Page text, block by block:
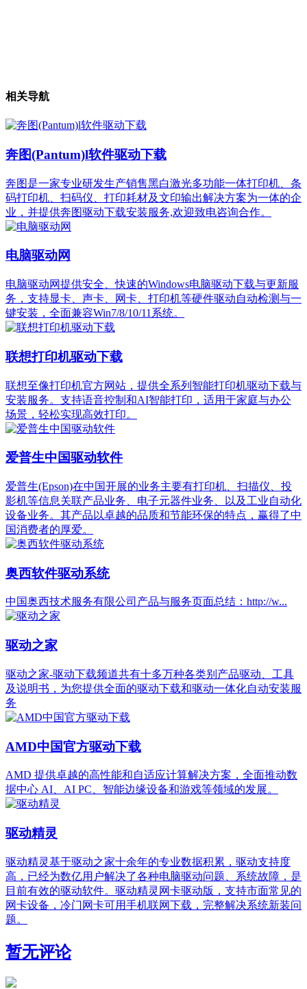
相关导航
奔图(Pantum)l软件驱动下载
奔图是一家专业研发生产销售黑白激光多功能一体打印机、条
码打印机、扫码仪、打印耗材及文印输出解决方案为一体的企
业，并提供奔图驱动下载安装服务,欢迎致电咨询合作。
电脑驱动网
电脑驱动网提供安全、快速的Windows电脑驱动下载与更新服
务，支持显卡、声卡、网卡、打印机等硬件驱动自动检测与一
键安装，全面兼容Win7/8/10/11系统。
联想打印机驱动下载
联想至像打印机官方网站，提供全系列智能打印机驱动下载与
安装服务。支持语音控制和AI智能打印，适用于家庭与办公
场景，轻松实现高效打印。
爱普生中国驱动软件
爱普生(Epson)在中国开展的业务主要有打印机、扫描仪、投
影机等信息关联产品业务、电子元器件业务、以及工业自动化
设备业务。其产品以卓越的品质和节能环保的特点，赢得了中
国消费者的厚爱。
奥西软件驱动系统
中国奥西技术服务有限公司产品与服务页面总结：http://w...
驱动之家
驱动之家-驱动下载频道共有十多万种各类别产品驱动、工具
及说明书，为您提供全面的驱动下载和驱动一体化自动安装服
务
AMD中国官方驱动下载
AMD 提供卓越的高性能和自适应计算解决方案，全面推动数
据中心 AI、AI PC、智能边缘设备和游戏等领域的发展。
驱动精灵
驱动精灵基于驱动之家十余年的专业数据积累，驱动支持度
高，已经为数亿用户解决了各种电脑驱动问题、系统故障，是
目前有效的驱动软件。驱动精灵网卡驱动版，支持市面常见的
网卡设备，冷门网卡可用手机联网下载，完整解决系统新装问
题。
暂无评论